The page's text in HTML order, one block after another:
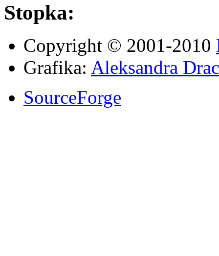
Stopka:
Copyright © 2001-2010
Grafika: Aleksandra
SourceForge